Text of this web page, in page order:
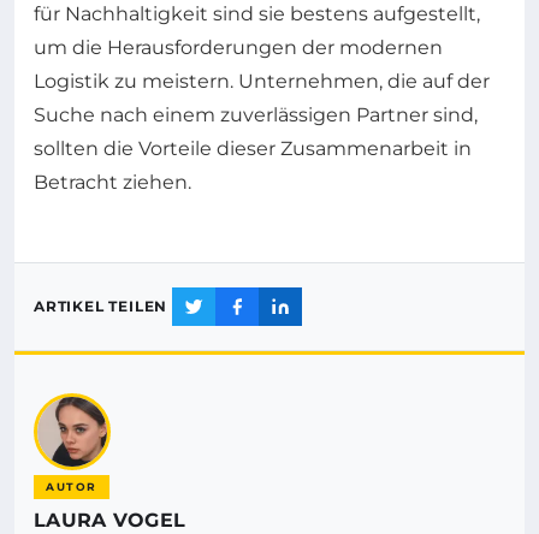
für Nachhaltigkeit sind sie bestens aufgestellt,
um die Herausforderungen der modernen
Logistik zu meistern. Unternehmen, die auf der
Suche nach einem zuverlässigen Partner sind,
sollten die Vorteile dieser Zusammenarbeit in
Betracht ziehen.
ARTIKEL TEILEN
AUTOR
LAURA VOGEL